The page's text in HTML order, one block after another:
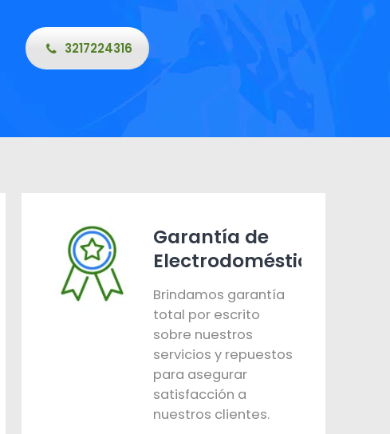
3217224316
Garantía de
Electrodomésticos
Brindamos garantía
total por escrito
sobre nuestros
servicios y repuestos
para asegurar
satisfacción a
nuestros clientes.